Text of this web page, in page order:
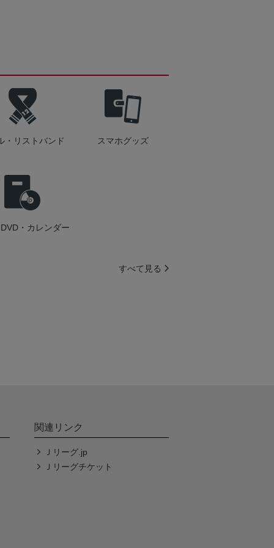
・リストバンド スマホグッズ
・カレンダー
すべて見る
関連リンク
Ｊリーグ.jp
Ｊリーグチケット